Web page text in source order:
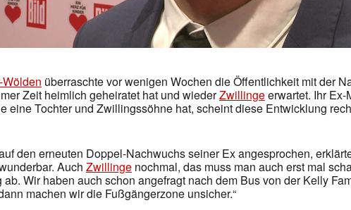
überraschte vor wenigen Wochen die Öffentlichkeit mit der
Zeit heimlich geheiratet hat und wiederZwillingeerwartet. Ihr Ex-
eine Tochter und Zwillingssöhne hat, scheint diese Entwicklung
den erneuten Doppel-Nachwuchs seiner Ex angesprochen,
Auch Zwillinge nochmal, das muss man auch erst mal
ab. Wir haben auch schon angefragt nach dem Bus von der Kelly
machen wir die Fußgängerzone unsicher.“